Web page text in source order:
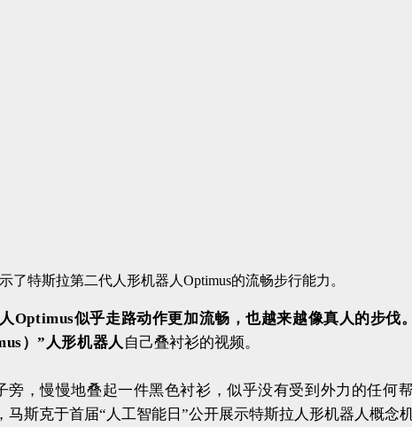
特斯拉第二代人形机器人Optimus的流畅步行能力。
Optimus似乎走路动作更加流畅，也越来越像真人的步伐
）”人形机器人 自己叠衬衫的视频。
旁，慢慢地叠起一件黑色衬衫，似乎没有受到外力的任何
马斯克于首届“人工智能日”公开展示特斯拉人形机器人概念